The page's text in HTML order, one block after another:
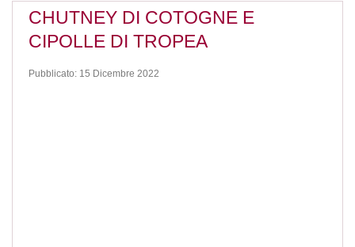
CHUTNEY DI COTOGNE E
CIPOLLE DI TROPEA
Pubblicato: 15 Dicembre 2022